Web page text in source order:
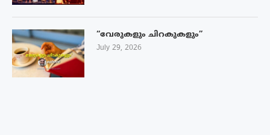
“വേരുകളും ചിറകുകളും”
July 29, 2026